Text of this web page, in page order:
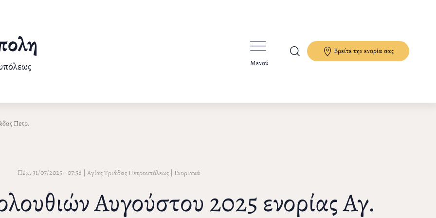
Μενού
Βρείτε την ενορία σας
Πετρ.
Πέμ, 31/07/2025 - 07:58 | Αγίας Τριάδας Πετρουπόλεως | Ενοριακά
Αυγούστου 2025 ενορίας Αγ.